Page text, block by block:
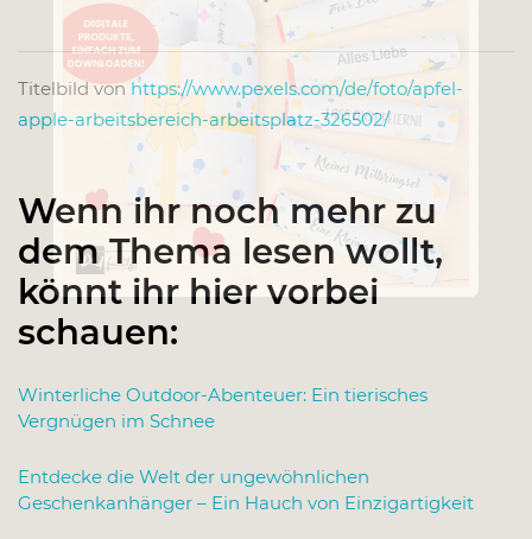
Titelbild von https://www.pexels.com/de/foto/apfel-
apple-arbeitsbereich-arbeitsplatz-326502/
Wenn ihr noch mehr zu
dem Thema lesen wollt,
könnt ihr hier vorbei
schauen:
Winterliche Outdoor-Abenteuer: Ein tierisches
Vergnügen im Schnee
Entdecke die Welt der ungewöhnlichen
Geschenkanhänger – Ein Hauch von Einzigartigkeit